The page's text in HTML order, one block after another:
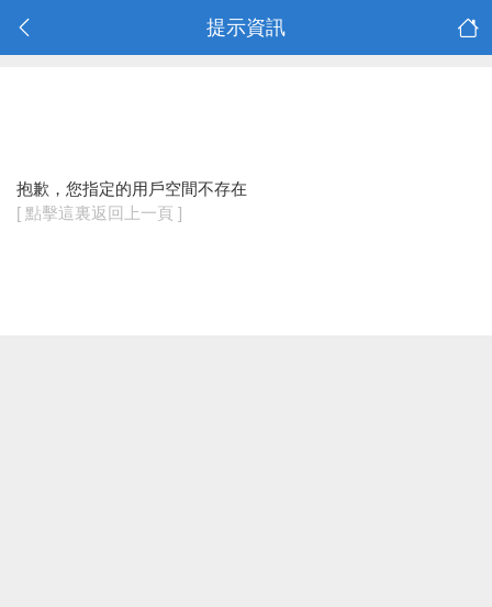
提示資訊
抱歉，您指定的用戶空間不存在
[ 點擊這裏返回上一頁 ]